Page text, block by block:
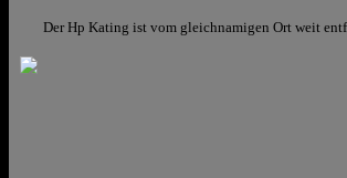
Der Hp Kating ist vom gleichnamigen Ort weit